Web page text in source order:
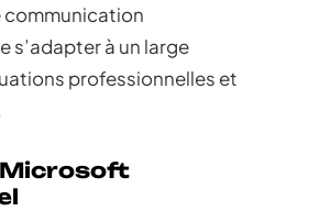
s’adapter à un large
professionnelles et